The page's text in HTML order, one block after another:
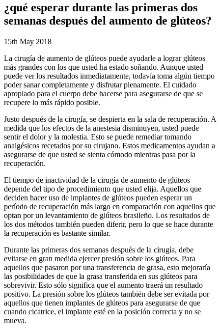
¿qué esperar durante las primeras dos
semanas después del aumento de glúteos?
15th May 2018
La cirugía de aumento de glúteos puede ayudarle a lograr glúteos
más grandes con los que usted ha estado soñando. Aunque usted
puede ver los resultados inmediatamente, todavía toma algún tiempo
poder sanar completamente y disfrutar plenamente. El cuidado
apropiado para el cuerpo debe hacerse para asegurarse de que se
recupere lo más rápido posible.
Justo después de la cirugía, se despierta en la sala de recuperación. A
medida que los efectos de la anestesia disminuyen, usted puede
sentir el dolor y la molestia. Esto se puede remediar tomando
analgésicos recetados por su cirujano. Estos medicamentos ayudan a
asegurarse de que usted se sienta cómodo mientras pasa por la
recuperación.
El tiempo de inactividad de la cirugía de aumento de glúteos
depende del tipo de procedimiento que usted elija. Aquellos que
deciden hacer uso de implantes de glúteos pueden esperar un
período de recuperación más largo en comparación con aquellos que
optan por un levantamiento de glúteos brasileño. Los resultados de
los dos métodos también pueden diferir, pero lo que se hace durante
la recuperación es bastante similar.
Durante las primeras dos semanas después de la cirugía, debe
evitarse en gran medida ejercer presión sobre los glúteos. Para
aquellos que pasaron por una transferencia de grasa, esto mejoraría
las posibilidades de que la grasa transferida en sus glúteos para
sobrevivir. Esto sólo significa que el aumento traerá un resultado
positivo. La presión sobre los glúteos también debe ser evitada por
aquellos que tienen implantes de glúteos para asegurarse de que
cuando cicatrice, el implante esté en la posición correcta y no se
mueva.